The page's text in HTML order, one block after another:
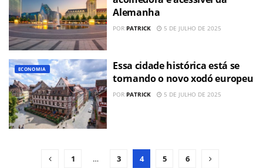
Alemanha
POR PATRICK 5 DE JULHO DE 2025
ECONOMIA
Essa cidade histórica está se
tornando o novo xodó europeu
POR PATRICK 5 DE JULHO DE 2025
1 … 3 4 5 6